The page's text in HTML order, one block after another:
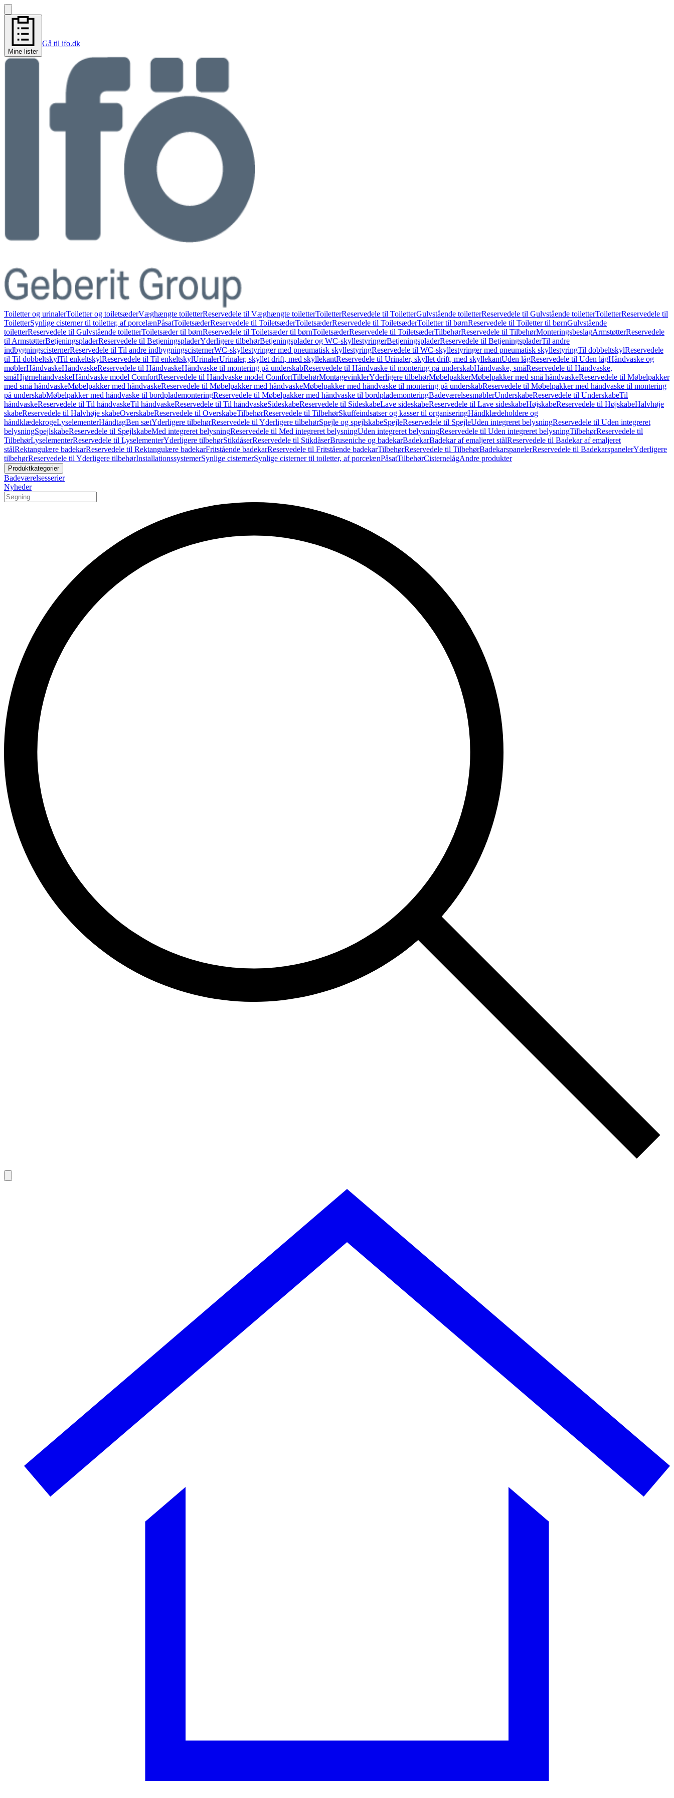
Mine lister
Gå til ifo.dk
Toiletter og urinalerToiletter og toiletsæderVæghængte toiletterReservedele til Væghængte toiletterToiletterReservedele til ToiletterGulvstående toiletterReservedele til Gulvstående toiletterToiletterReservedele til
ToiletterSynlige cisterner til toiletter, af porcelænPåsatToiletsæderReservedele til ToiletsæderToiletsæderReservedele til ToiletsæderToiletter til børnReservedele til Toiletter til børnGulvstående
toiletterReservedele til Gulvstående toiletterToiletsæder til børnReservedele til Toiletsæder til børnToiletsæderReservedele til ToiletsæderTilbehørReservedele til TilbehørMonteringsbeslagArmstøtterReservedele
til ArmstøtterBetjeningspladerReservedele til BetjeningspladerYderligere tilbehørBetjeningsplader og WC-skyllestyringerBetjeningspladerReservedele til BetjeningspladerTil andre
indbygningscisternerReservedele til Til andre indbygningscisternerWC-skyllestyringer med pneumatisk skyllestyringReservedele til WC-skyllestyringer med pneumatisk skyllestyringTil dobbeltskylReservedele
til Til dobbeltskylTil enkeltskylReservedele til Til enkeltskylUrinalerUrinaler, skyllet drift, med skyllekantReservedele til Urinaler, skyllet drift, med skyllekantUden lågReservedele til Uden lågHåndvaske og
møblerHåndvaskeHåndvaskeReservedele til HåndvaskeHåndvaske til montering på underskabReservedele til Håndvaske til montering på underskabHåndvaske, småReservedele til Håndvaske,
småHjørnehåndvaskeHåndvaske model ComfortReservedele til Håndvaske model ComfortTilbehørMontagevinklerYderligere tilbehørMøbelpakkerMøbelpakker med små håndvaskeReservedele til Møbelpakker
med små håndvaskeMøbelpakker med håndvaskeReservedele til Møbelpakker med håndvaskeMøbelpakker med håndvaske til montering på underskabReservedele til Møbelpakker med håndvaske til montering
på underskabMøbelpakker med håndvaske til bordplademonteringReservedele til Møbelpakker med håndvaske til bordplademonteringBadeværelsesmøblerUnderskabeReservedele til UnderskabeTil
håndvaskeReservedele til Til håndvaskeTil håndvaskeReservedele til Til håndvaskeSideskabeReservedele til SideskabeLave sideskabeReservedele til Lave sideskabeHøjskabeReservedele til HøjskabeHalvhøje
skabeReservedele til Halvhøje skabeOverskabeReservedele til OverskabeTilbehørReservedele til TilbehørSkuffeindsatser og kasser til organiseringHåndklædeholdere og
håndklædekrogeLyselementerHåndtagBen sætYderligere tilbehørReservedele til Yderligere tilbehørSpejle og spejlskabeSpejleReservedele til SpejleUden integreret belysningReservedele til Uden integreret
belysningSpejlskabeReservedele til SpejlskabeMed integreret belysningReservedele til Med integreret belysningUden integreret belysningReservedele til Uden integreret belysningTilbehørReservedele til
TilbehørLyselementerReservedele til LyselementerYderligere tilbehørStikdåserReservedele til StikdåserBruseniche og badekarBadekarBadekar af emaljeret stålReservedele til Badekar af emaljeret
stålRektangulære badekarReservedele til Rektangulære badekarFritstående badekarReservedele til Fritstående badekarTilbehørReservedele til TilbehørBadekarspanelerReservedele til BadekarspanelerYderligere
tilbehørReservedele til Yderligere tilbehørInstallationssystemerSynlige cisternerSynlige cisterner til toiletter, af porcelænPåsatTilbehørCisternelågAndre produkter
Produktkategorier
Badeværelsesserier
Nyheder